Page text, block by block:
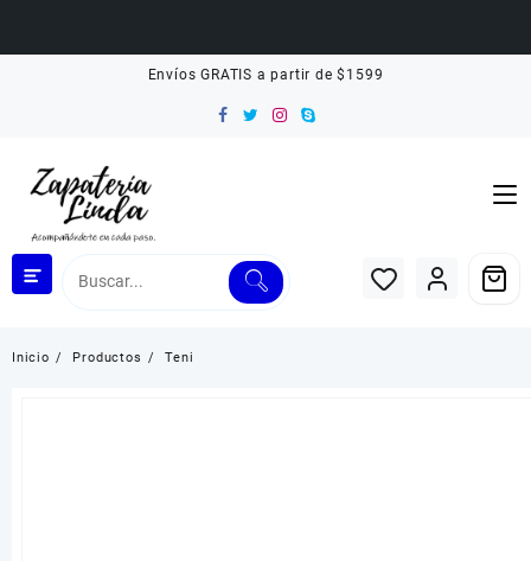
Envíos GRATIS a partir de $1599
Inicio Productos Teni